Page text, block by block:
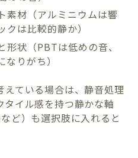
素材（アルミニウムは響
は比較的静か）
状（PBTは低めの音、
りがち）
ている場合は、静音処理
イル感を持つ静かな軸
ど）も選択肢に入れると